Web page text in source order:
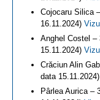
Cojocaru Silica
16.11.2024)
Anghel Costel –
15.11.2024)
Crăciun Alin
data 15.11.2024)
Pârlea Aurica –